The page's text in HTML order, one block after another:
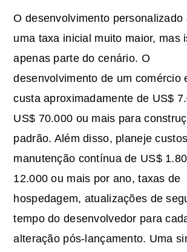
O desenvolvimento personalizado
uma taxa inicial muito maior, mas
apenas parte do cenário. O
desenvolvimento de um comércio
custa aproximadamente de US$
US$ 70.000 ou mais para
padrão. Além disso, planeje
manutenção contínua de US$
12.000 ou mais por ano, taxas de
hospedagem, atualizações de
tempo do desenvolvedor para
alteração pós-lançamento. Uma